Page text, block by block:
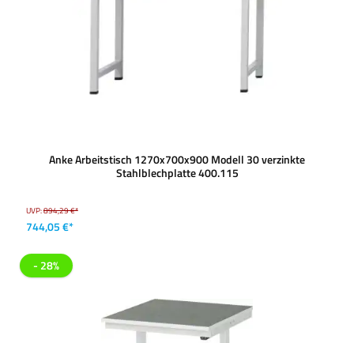
Anke Arbeitstisch 1270x700x900 Modell 30 verzinkte
Stahlblechplatte 400.115
UVP:894,29 €*
744,05 €*
- 28%